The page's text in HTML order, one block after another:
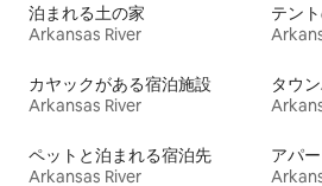
泊まれる土の家
Arkansas River
テン
カヤックがある宿泊施設
Arkansas River
タウ
ペットと泊まれる宿泊先
Arkansas River
アパ